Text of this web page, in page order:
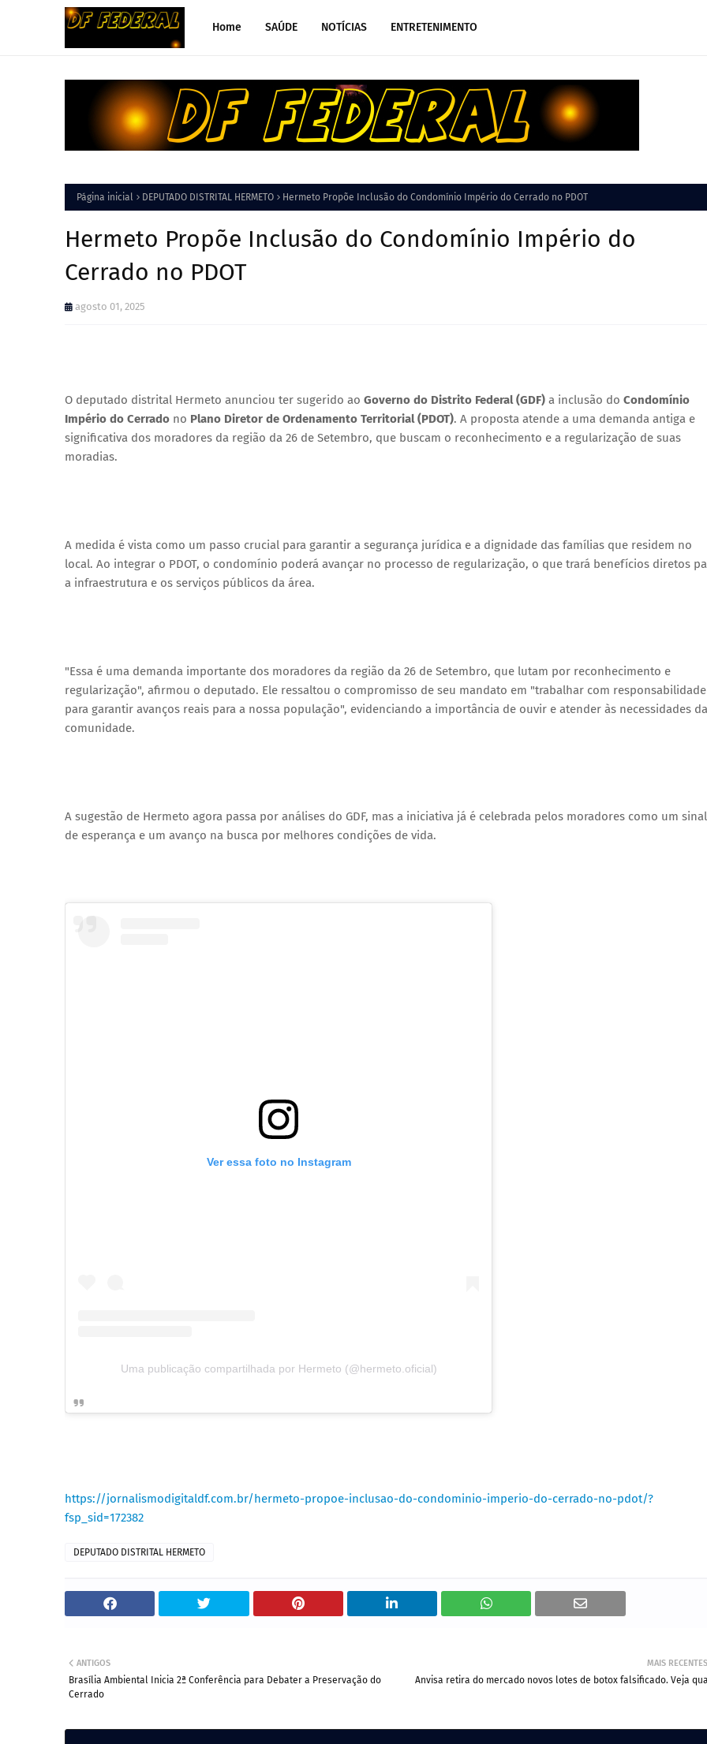
Home SAÚDE NOTÍCIAS ENTRETENIMENTO
Página inicial DEPUTADO DISTRITAL HERMETO Hermeto Propõe Inclusão do Condomínio Império do Cerrado no PDOT
Hermeto Propõe Inclusão do Condomínio Império do
Cerrado no PDOT
agosto 01, 2025
O deputado distrital Hermeto anunciou ter sugerido ao Governo do Distrito Federal (GDF) a inclusão do Condomínio
Império do Cerrado no Plano Diretor de Ordenamento Territorial (PDOT). A proposta atende a uma demanda antiga e
significativa dos moradores da região da 26 de Setembro, que buscam o reconhecimento e a regularização de suas
moradias.
A medida é vista como um passo crucial para garantir a segurança jurídica e a dignidade das famílias que residem no
local. Ao integrar o PDOT, o condomínio poderá avançar no processo de regularização, o que trará benefícios diretos
a infraestrutura e os serviços públicos da área.
"Essa é uma demanda importante dos moradores da região da 26 de Setembro, que lutam por reconhecimento e
regularização", afirmou o deputado. Ele ressaltou o compromisso de seu mandato em "trabalhar com responsabilidade
para garantir avanços reais para a nossa população", evidenciando a importância de ouvir e atender às necessidades da
comunidade.
A sugestão de Hermeto agora passa por análises do GDF, mas a iniciativa já é celebrada pelos moradores como um sinal
de esperança e um avanço na busca por melhores condições de vida.
Ver essa foto no Instagram
Uma publicação compartilhada por Hermeto (@hermeto.oficial)
https://jornalismodigitaldf.com.br/hermeto-propoe-inclusao-do-condominio-imperio-do-cerrado-no-pdot/?
fsp_sid=172382
DEPUTADO DISTRITAL HERMETO
MAIS RECENTES
Anvisa retira do mercado novos lotes de botox falsificado. Veja
ANTIGOS
Brasília Ambiental Inicia 2ª Conferência para Debater a Preservação do
Cerrado